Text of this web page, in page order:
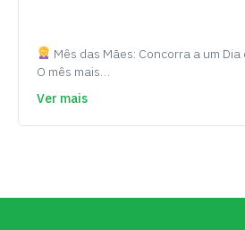
Mês das Mães: Concorra a um
O mês mais…
Ver mais